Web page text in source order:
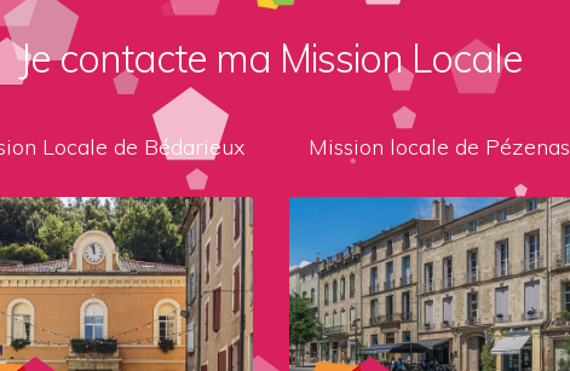
Je contacte ma Mission Locale
Locale de Bédarieux Mission locale de Pézenas